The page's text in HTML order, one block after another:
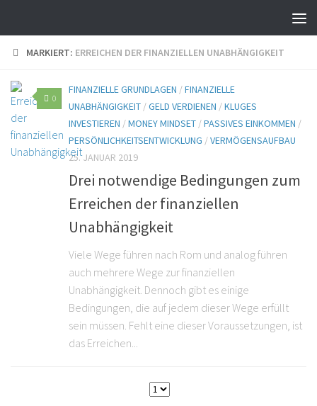
MARKIERT: ERREICHEN DER FINANZIELLEN UNABHÄNGIGKEIT
0
FINANZIELLE GRUNDLAGEN /FINANZIELLE
UNABHÄNGIGKEIT /GELD VERDIENEN /KLUGES
INVESTIEREN /MONEY MINDSET /PASSIVES EINKOMMEN /
PERSÖNLICHKEITSENTWICKLUNG /VERMÖGENSAUFBAU
25. JANUAR 2019
Drei notwendige Bedingungen zum
Erreichen der finanziellen
Unabhängigkeit
Viele Wege führen nach Rom und analog führen
auch mehrere Wege zur finanziellen
Unabhängigkeit. Dennoch gibt es einige
Bedingungen, die auf jedem dieser Wege erfüllt
sein müssen. Fehlt eine dieser Voraussetzungen, ist
das Erreichen...